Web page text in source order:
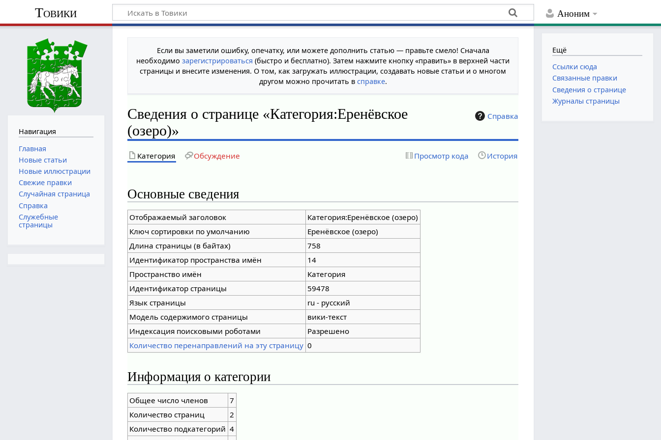
Аноним
Товики
Если вы заметили ошибку, опечатку, или можете дополнить статью — правьте смело! Сначала
необходимозарегистрироваться (быстро и бесплатно). Затем нажмите кнопку «править» в верхней части
страницы и внесите изменения. О том, как загружать иллюстрации, создавать новые статьи и о многом
другом можно прочитать в справке.
Справка
Сведения о странице «Категория:Еренёвское
(озеро)»
Категория Обсуждение Просмотр кода История
Основные сведения
Отображаемый заголовок
Категория:Еренёвское (озеро)
Ключ сортировки по умолчанию
Еренёвское (озеро)
Длина страницы (в байтах)
758
Идентификатор пространства имён
14
Пространство имён
Категория
Идентификатор страницы
59478
Язык страницы
ru - русский
Модель содержимого страницы
вики-текст
Индексация поисковыми роботами
Разрешено
Количество перенаправлений на эту страницу 0
Информация о категории
Общее число членов
7
Количество страниц
2
Количество подкатегорий 4
Навигация
Главная
Новые статьи
Новые иллюстрации
Свежие правки
Случайная страница
Справка
Служебные
страницы
Ещё
Ссылки сюда
Связанные правки
Сведения о странице
Журналы страницы